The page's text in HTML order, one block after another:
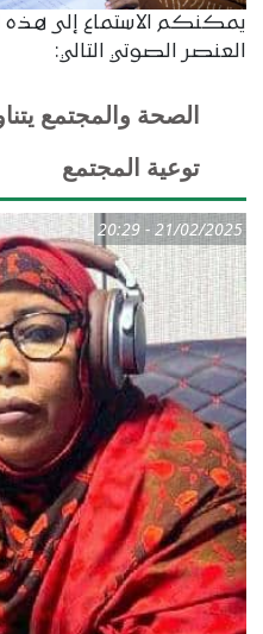
يمكنكم الاستماع إلى هذه
العنصر الصوتي التالي:
الصحة والمجتمع
توعية المجتمع
21/02/2025 - 20:29